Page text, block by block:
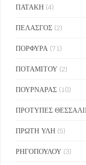
ΠΑΤΑΚΗ (4)
ΠΕΛΑΣΓΟΣ (2)
ΠΟΡΦΥΡΑ (71)
ΠΟΤΑΜΙΤΟΥ (2)
ΠΟΥΡΝΑΡΑΣ (10)
ΠΡΟΤΥΠΕΣ
ΠΡΩΤΗ ΥΛΗ (5)
ΡΗΓΟΠΟΥΛΟΥ (3)